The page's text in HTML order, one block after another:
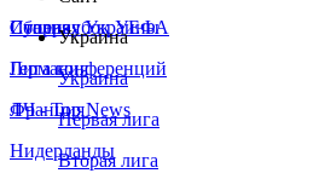
Сборная Украины
Италия
Германия
Франция
Нидерланды
Суперкубок УЕФА
Лига конференций
ЛЧ - Top News
Украина
Украина
Первая лига
Вторая лига